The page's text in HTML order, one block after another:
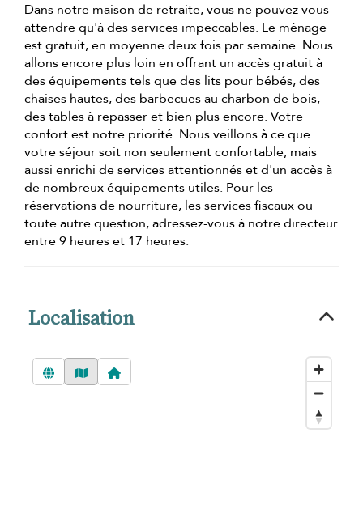
Dans notre maison de retraite, vous ne pouvez vous
attendre qu'à des services impeccables. Le ménage
est gratuit, en moyenne deux fois par semaine. Nous
allons encore plus loin en offrant un accès gratuit à
des équipements tels que des lits pour bébés, des
chaises hautes, des barbecues au charbon de bois,
des tables à repasser et bien plus encore. Votre
confort est notre priorité. Nous veillons à ce que
votre séjour soit non seulement confortable, mais
aussi enrichi de services attentionnés et d'un accès à
de nombreux équipements utiles. Pour les
réservations de nourriture, les services fiscaux ou
toute autre question, adressez-vous à notre directeur
entre 9 heures et 17 heures.
Localisation